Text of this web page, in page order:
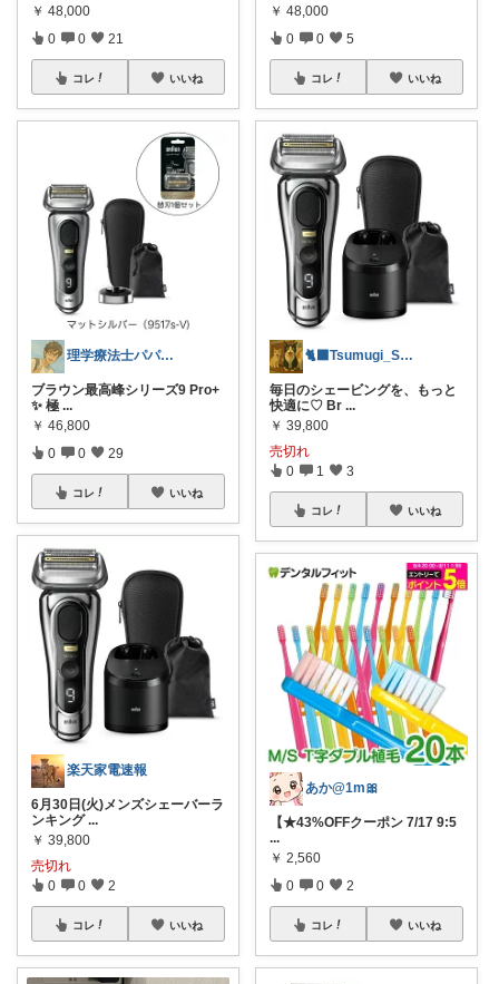
￥ 48,000
0 0 21
コレ いいね
理学療法士パパの快適暮らし 👨
ブラウン最高峰シリーズ9 Pro+
✨ 極 ...
￥ 46,800
0 0 29
コレ いいね
楽天家電速報
6月30日(火)メンズシェーバーラ
ンキング ...
￥ 39,800
売切れ
0 0 2
コレ いいね
￥ 48,000
0 0 5
コレ いいね
🐈‍⬛Tsumugi_Style🐈
毎日のシェービングを、もっと
快適に♡ Br ...
￥ 39,800
売切れ
0 1 3
コレ いいね
あか@1m🎀
【★43%OFFクーポン 7/17 9:5
...
￥ 2,560
0 0 2
コレ いいね